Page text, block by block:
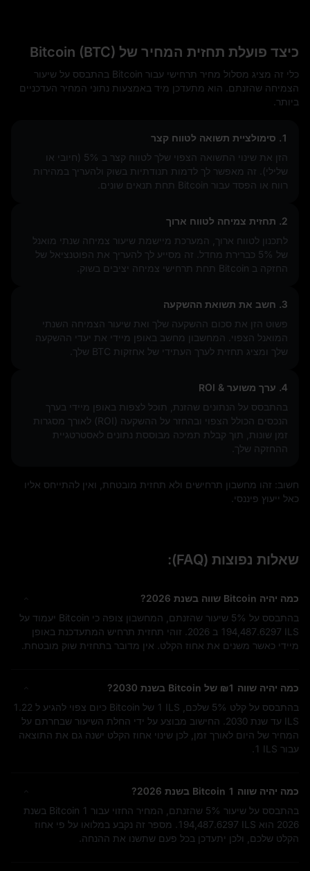
כיצד פועלת תחזית המחיר של Bitcoin (BTC)
כלי זה מציג מסלול מחיר תרחישי עבור Bitcoin בהתבסס על שיעור
הצמיחה שהזנתם. הוא מתעדכן מיד באמצעות נתוני המחיר העדכניים
ביותר.
1. סימולציית תשואה לטווח קצר
הזן את שינוי התשואה הצפוי שלך לטווח קצר ב 5% (חיובי או
שלילי). זה מאפשר לך לדמות תנודתיות בשוק ולהעריך במהירות
רווח או הפסד עבור Bitcoin תחת תנאים שונים.
2. תחזית צמיחה לטווח ארוך
לתכנון לטווח ארוך, המערכת מיישמת שיעור צמיחה שנתי מואנל
של 5% כברירת מחדל. זה מסייע לך להעריך את הפוטנציאל של
החזקה ב Bitcoin תחת תרחישי צמיחה יציבים בשוק.
3. חשב את תשואת ההשקעה
פשוט הזן את סכום ההשקעה שלך ואת שיעור הצמיחה השנתי
המואנל הצפוי. המחשבון מחשב באופן מיידי את יעדי ההשקעה
שלך ומציג תחזית לערך העתידי של אחזקות BTC שלך.
4. ערך משוער & ROI
בהתבסס על הנתונים שהזנת, תוכל לצפות באופן מיידי בערך
הנכסים הכולל הצפוי ובהחזר על ההשקעה (ROI) לאורך מסגרות
זמן שונות, תוך קבלת תמיכה מבוססת נתונים לאסטרטגיית
ההחזקה שלך.
חשוב: זהו מחשבון תרחישים ולא תחזית מובטחת, ואין להתייחס אליו
כאל ייעוץ פיננסי.
שאלות נפוצות (FAQ):
כמה יהיה Bitcoin שווה בשנת 2026?
בהתבסס על 5% שיעור שהזנתם, המחשבון צופה כי Bitcoin יעמוד על
194,487.6297 ILS
ב 2026. זוהי תחזית תרחיש המתעדכנת באופן
מיידי כאשר משנים את אחוז הקלט. אין מדובר בתחזית שוק מובטחת.
כמה יהיה שווה ₪1 של Bitcoin בשנת 2030?
בהתבסס על קלט 5% שלכם, 1 ILS של Bitcoin כיום צפוי להגיע ל
1.22
ILS
עד שנת 2030. החישוב מבוצע על ידי החלת השיעור שבחרתם על
המחיר של היום לאורך זמן, לכן שינוי אחוז הקלט ישנה גם את התוצאה
עבור 1 ILS
כמה יהיה שווה 1 Bitcoin בשנת 2026?
בהתבסס על שיעור 5%
שהזנתם, המחיר החזוי עבור 1 Bitcoin בשנת
2026 הוא
194,487.6297 ILS
. מספר זה נקבע במלואו על פי אחוז
הקלט שלכם, ולכן יתעדכן בכל פעם שתשנו את ההנחה.